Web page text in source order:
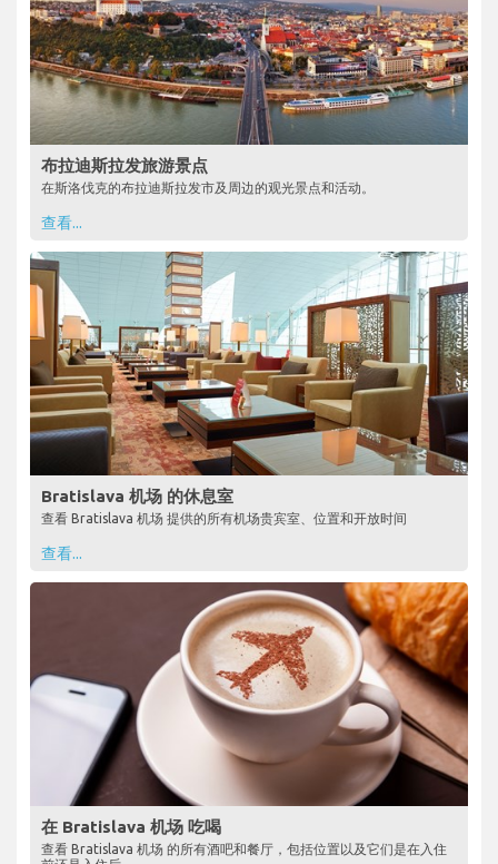
布拉迪斯拉发旅游景点
在斯洛伐克的布拉迪斯拉发市及周边的观光景点和活动。
查看...
Bratislava 机场 的休息室
查看 Bratislava 机场 提供的所有机场贵宾室、位置和开放时间
查看...
在 Bratislava 机场 吃喝
查看 Bratislava 机场 的所有酒吧和餐厅，包括位置以及它们是在入住